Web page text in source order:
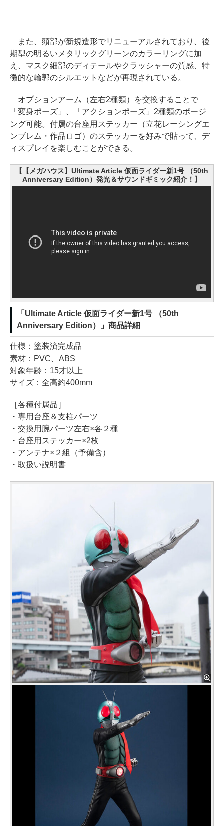
また、頭部が新規造形でリニューアルされており、後
期型の明るいメタリックグリーンのカラーリングに加
え、マスク細部のディテールやクラッシャーの質感、特
徴的な輪郭のシルエットなどが再現されている。
オプションアーム（左右2種類）を交換することで
「変身ポーズ」、「アクションポーズ」2種類のポージ
ング可能。付属の台座用ステッカー（立花レーシングエ
ンブレム・作品ロゴ）のステッカーを好みで貼って、デ
ィスプレイを楽しむことができる。
【【メガハウス】Ultimate Article 仮面ライダー新1号 （50th
Anniversary Edition）発光＆サウンドギミック紹介！】
「Ultimate Article 仮面ライダー新1号 （50th
Anniversary Edition）」商品詳細
仕様：塗装済完成品
素材：PVC、ABS
対象年齢：15才以上
サイズ：全高約400mm
［各種付属品］
・専用台座＆支柱パーツ
・交換用腕パーツ左右×各２種
・台座用ステッカー×2枚
・アンテナ×２組（予備含）
・取扱い説明書